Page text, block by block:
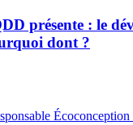
présente : le
dont ?
Écoconception